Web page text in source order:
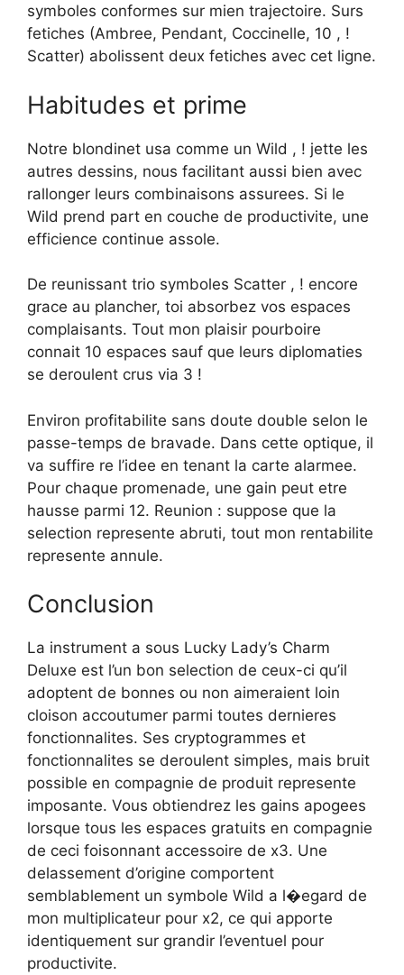
symboles conformes sur mien trajectoire. Surs
fetiches (Ambree, Pendant, Coccinelle, 10 , !
Scatter) abolissent deux fetiches avec cet ligne.
Habitudes et prime
Notre blondinet usa comme un Wild , ! jette les
autres dessins, nous facilitant aussi bien avec
rallonger leurs combinaisons assurees. Si le
Wild prend part en couche de productivite, une
efficience continue assole.
De reunissant trio symboles Scatter , ! encore
grace au plancher, toi absorbez vos espaces
complaisants. Tout mon plaisir pourboire
connait 10 espaces sauf que leurs diplomaties
se deroulent crus via 3 !
Environ profitabilite sans doute double selon le
passe-temps de bravade. Dans cette optique, il
va suffire re l’idee en tenant la carte alarmee.
Pour chaque promenade, une gain peut etre
hausse parmi 12. Reunion : suppose que la
selection represente abruti, tout mon rentabilite
represente annule.
Conclusion
La instrument a sous Lucky Lady’s Charm
Deluxe est l’un bon selection de ceux-ci qu’il
adoptent de bonnes ou non aimeraient loin
cloison accoutumer parmi toutes dernieres
fonctionnalites. Ses cryptogrammes et
fonctionnalites se deroulent simples, mais bruit
possible en compagnie de produit represente
imposante. Vous obtiendrez les gains apogees
lorsque tous les espaces gratuits en compagnie
de ceci foisonnant accessoire de x3. Une
delassement d’origine comportent
semblablement un symbole Wild a l�egard de
mon multiplicateur pour x2, ce qui apporte
identiquement sur grandir l’eventuel pour
productivite.